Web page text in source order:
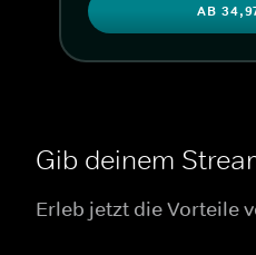
AB
Gib deinem
Erleb jetzt die Vorteile